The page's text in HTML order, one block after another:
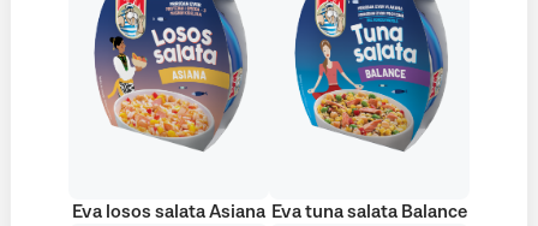
Eva losos salata Asiana Eva tuna salata Balance